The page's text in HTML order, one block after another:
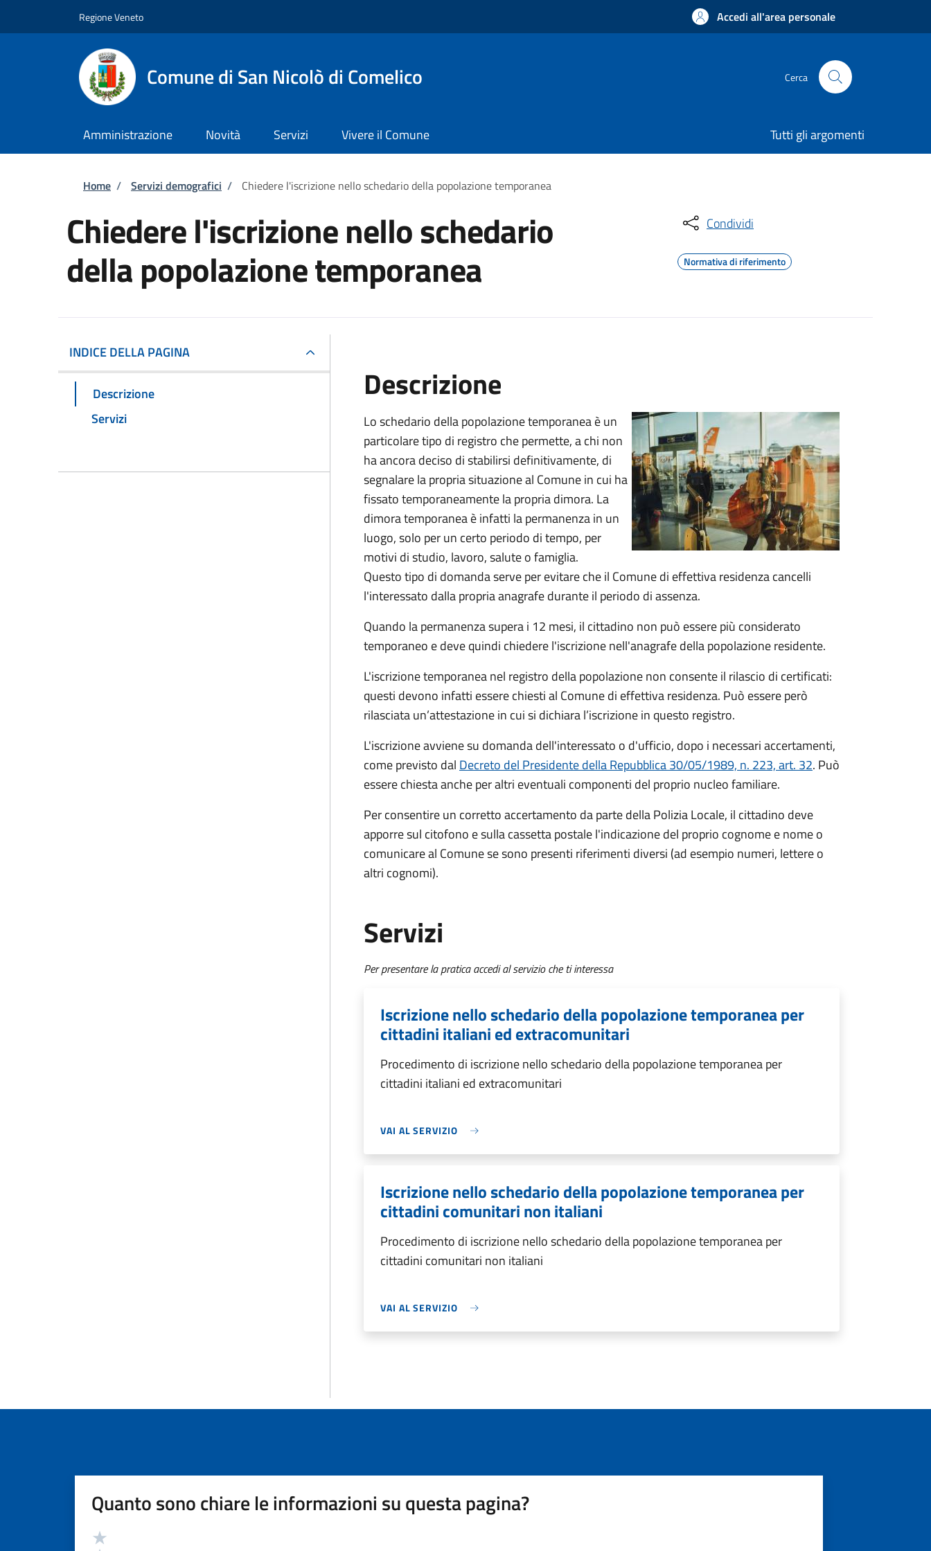
Regione Veneto Accedi all'area personale
Comune di San Nicolò di Comelico Cerca
Amministrazione Novità Servizi Vivere il Comune Tutti gli argomenti
Briciole di pane
Home / Servizi demografici / Chiedere l'iscrizione nello schedario della popolazione temporanea
Chiedere l'iscrizione nello schedario
della popolazione temporanea
Condividi
Normativa di riferimento
INDICE DELLA PAGINA
Descrizione
Servizi
Descrizione
Lo schedario della popolazione temporanea è un
particolare tipo di registro che permette, a chi non
ha ancora deciso di stabilirsi definitivamente, di
segnalare la propria situazione al Comune in cui ha
fissato temporaneamente la propria dimora. La
dimora temporanea è infatti la permanenza in un
luogo, solo per un certo periodo di tempo, per
motivi di studio, lavoro, salute o famiglia.
Questo tipo di domanda serve per evitare che il Comune di effettiva residenza cancelli
l'interessato dalla propria anagrafe durante il periodo di assenza.
Quando la permanenza supera i 12 mesi, il cittadino non può essere più considerato
temporaneo e deve quindi chiedere l'iscrizione nell'anagrafe della popolazione residente.
L'iscrizione temporanea nel registro della popolazione non consente il rilascio di certificati:
questi devono infatti essere chiesti al Comune di effettiva residenza. Può essere però
rilasciata un’attestazione in cui si dichiara l’iscrizione in questo registro.
L'iscrizione avviene su domanda dell'interessato o d'ufficio, dopo i necessari accertamenti,
come previsto dal Decreto del Presidente della Repubblica 30/05/1989, n. 223, art. 32. Può
essere chiesta anche per altri eventuali componenti del proprio nucleo familiare.
Per consentire un corretto accertamento da parte della Polizia Locale, il cittadino deve
apporre sul citofono e sulla cassetta postale l'indicazione del proprio cognome e nome o
comunicare al Comune se sono presenti riferimenti diversi (ad esempio numeri, lettere o
altri cognomi).
Servizi
Per presentare la pratica accedi al servizio che ti interessa
Iscrizione nello schedario della popolazione temporanea per
cittadini italiani ed extracomunitari
Procedimento di iscrizione nello schedario della popolazione temporanea per
cittadini italiani ed extracomunitari
VAI AL SERVIZIO
Iscrizione nello schedario della popolazione temporanea per
cittadini comunitari non italiani
Procedimento di iscrizione nello schedario della popolazione temporanea per
cittadini comunitari non italiani
VAI AL SERVIZIO
Quanto sono chiare le informazioni su questa pagina?
Valutazione